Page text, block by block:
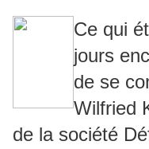
Ce qui
jours
de se
Wilfried
de la société